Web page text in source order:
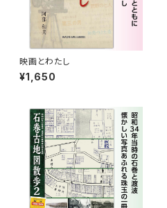
映画とわたし
¥1,650